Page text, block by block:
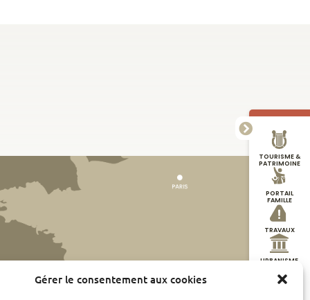
Gérer le consentement aux cookies
TOURISME &
PATRIMOINE
PORTAIL
FAMILLE
TRAVAUX
URBANISME